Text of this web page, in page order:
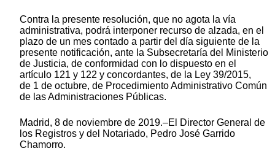
Contra la presente resolución, que no agota la vía
administrativa, podrá interponer recurso de alzada, en el
plazo de un mes contado a partir del día siguiente de la
presente notificación, ante la Subsecretaría del Ministerio
de Justicia, de conformidad con lo dispuesto en el
artículo 121 y 122 y concordantes, de la Ley 39/2015,
de 1 de octubre, de Procedimiento Administrativo Común
de las Administraciones Públicas.
Madrid, 8 de noviembre de 2019.–El Director General de
los Registros y del Notariado, Pedro José Garrido
Chamorro.